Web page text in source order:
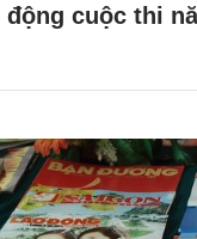
động cuộc thi